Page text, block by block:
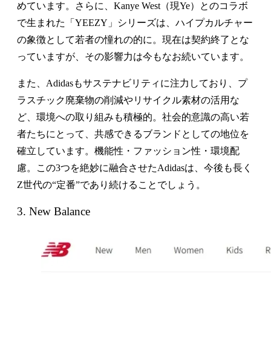
めています。さらに、Kanye West（現Ye）とのコラボ
で生まれた「YEEZY」シリーズは、ハイプカルチャー
の象徴として若者の憧れの的に。現在は契約終了とな
っていますが、その影響力は今もなお続いています。
また、Adidasもサステナビリティに注力しており、プ
ラスチック廃棄物の削減やリサイクル素材の活用な
ど、環境への取り組みも積極的。社会的意識の高い若
者たちにとって、共感できるブランドとしての地位を
確立しています。機能性・ファッション性・環境配
慮。この3つを絶妙に融合させたAdidasは、今後も長く
Z世代の“定番”であり続けることでしょう。
3. New Balance